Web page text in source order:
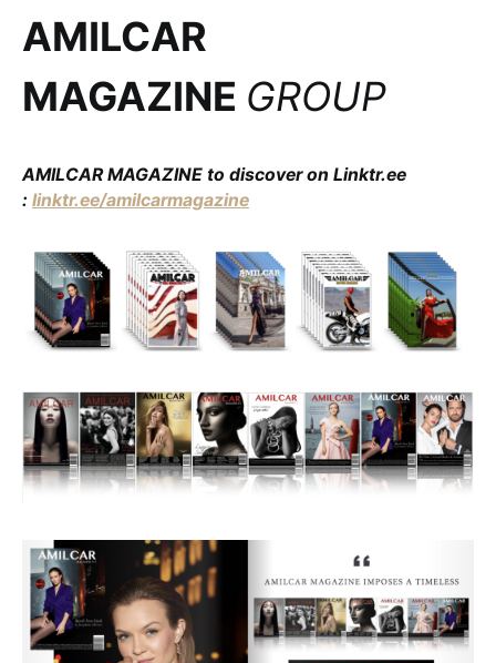
AMILCAR
MAGAZINE GROUP
AMILCAR MAGAZINE to discover on Linktr.ee
: linktr.ee/amilcarmagazine